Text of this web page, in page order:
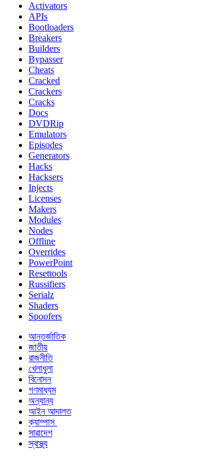
Activators
APIs
Bootloaders
Breakers
Builders
Bypasser
Cheats
Cracked
Crackers
Cracks
Docs
DVDRip
Emulators
Episodes
Generators
Hacks
Hacksers
Injects
Licenses
Makers
Modules
Nodes
Offline
Overrides
PowerPoint
Resettools
Russifiers
Serialz
Shaders
Spoofers
আন্তর্জাতিক
জাতীয়
রাজনীতি
খেলাধুলা
বিনোদন
গণমাধ্যম
অন্যান্য
আইন আদালত
ক্যাম্পাস
সারাদেশ
স্বাস্থ্য